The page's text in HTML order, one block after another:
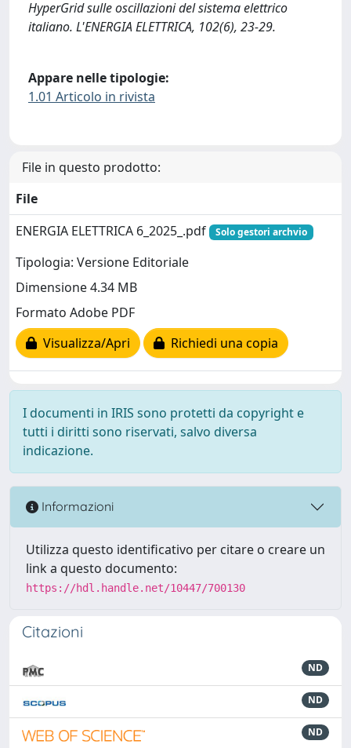
HyperGrid sulle oscillazioni del sistema elettrico
italiano. L'ENERGIA ELETTRICA, 102(6), 23-29.
Appare nelle tipologie:
1.01 Articolo in rivista
File in questo prodotto:
File
ENERGIA ELETTRICA 6_2025_.pdf
Solo gestori archvio
Tipologia: Versione Editoriale
Dimensione 4.34 MB
Formato Adobe PDF
Visualizza/Apri
Richiedi una copia
I documenti in IRIS sono protetti da copyright e
tutti i diritti sono riservati, salvo diversa
indicazione.
Informazioni
Utilizza questo identificativo per citare o creare un
link a questo documento:
https://hdl.handle.net/10447/700130
Citazioni
ND
ND
ND